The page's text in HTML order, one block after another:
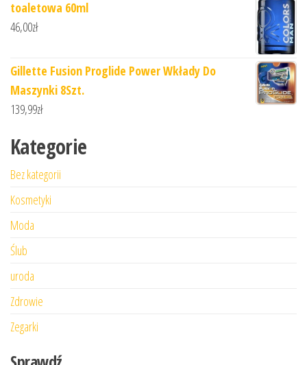
toaletowa 60ml
46,00zł
Gillette Fusion Proglide Power Wkłady Do
Maszynki 8Szt.
139,99zł
Kategorie
Bez kategorii
Kosmetyki
Moda
Ślub
uroda
Zdrowie
Zegarki